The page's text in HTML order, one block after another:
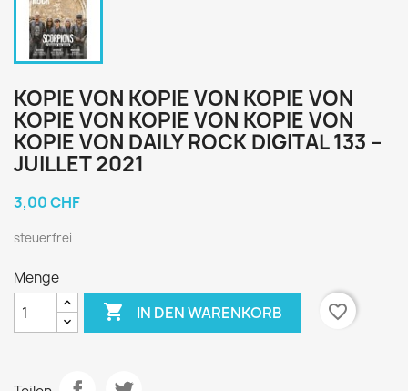
KOPIE VON KOPIE VON KOPIE VON
KOPIE VON KOPIE VON KOPIE VON
KOPIE VON DAILY ROCK DIGITAL 133 –
JUILLET 2021
3,00 CHF
steuerfrei
Menge
 IN DEN WARENKORB favorite_border